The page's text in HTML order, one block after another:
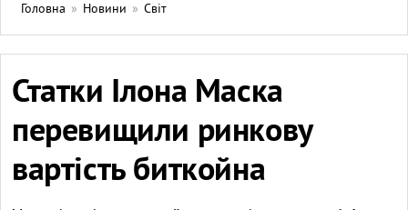
Головна » Новини » Світ
Статки Ілона Маска
перевищили ринкову
вартість биткойна